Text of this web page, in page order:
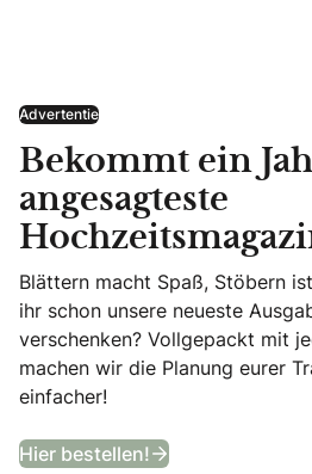
Advertentie
Bekommt ein
angesagteste
Blättern macht Spaß, Stöbern
ihr schon unsere neueste
verschenken? Vollgepackt mit
machen wir die Planung eurer
einfacher!
Hier bestellen! Bekommt ein